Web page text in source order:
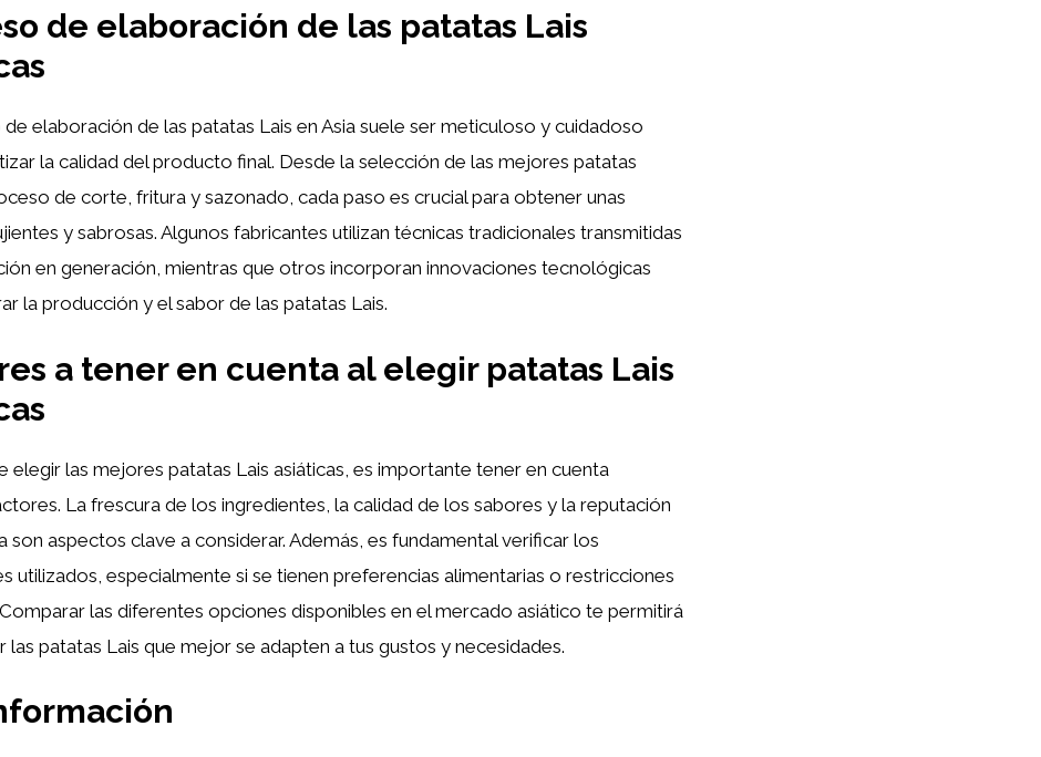
de elaboración de las patatas Lais
elaboración de las patatas Lais en Asia suele ser meticuloso y cuidadoso
la calidad del producto final. Desde la selección de las mejores patatas
de corte, fritura y sazonado, cada paso es crucial para obtener unas
y sabrosas. Algunos fabricantes utilizan técnicas tradicionales transmitidas
en generación, mientras que otros incorporan innovaciones tecnológicas
la producción y el sabor de las patatas Lais.
a tener en cuenta al elegir patatas Lais
elegir las mejores patatas Lais asiáticas, es importante tener en cuenta
La frescura de los ingredientes, la calidad de los sabores y la reputación
son aspectos clave a considerar. Además, es fundamental verificar los
utilizados, especialmente si se tienen preferencias alimentarias o restricciones
las diferentes opciones disponibles en el mercado asiático te permitirá
las patatas Lais que mejor se adapten a tus gustos y necesidades.